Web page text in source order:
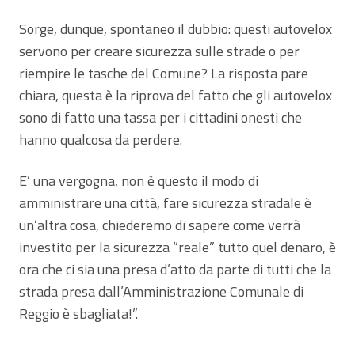
Sorge, dunque, spontaneo il dubbio: questi autovelox
servono per creare sicurezza sulle strade o per
riempire le tasche del Comune? La risposta pare
chiara, questa è la riprova del fatto che gli autovelox
sono di fatto una tassa per i cittadini onesti che
hanno qualcosa da perdere.
E’ una vergogna, non è questo il modo di
amministrare una città, fare sicurezza stradale è
un’altra cosa, chiederemo di sapere come verrà
investito per la sicurezza “reale” tutto quel denaro, è
ora che ci sia una presa d’atto da parte di tutti che la
strada presa dall’Amministrazione Comunale di
Reggio è sbagliata!”.